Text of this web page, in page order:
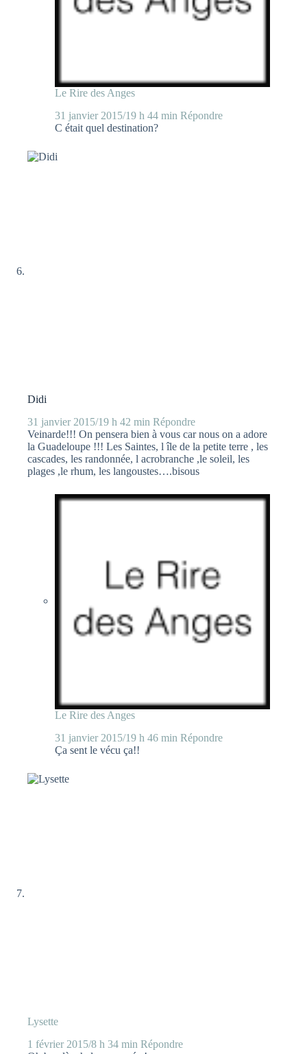
Le Rire des Anges
31 janvier 2015/19 h 44 min Répondre
C était quel destination?
Didi
31 janvier 2015/19 h 42 min Répondre
Veinarde!!! On pensera bien à vous car nous on a adore
la Guadeloupe !!! Les Saintes, l île de la petite terre , les
cascades, les randonnée, l acrobranche ,le soleil, les
plages ,le rhum, les langoustes….bisous
Le Rire des Anges
31 janvier 2015/19 h 46 min Répondre
Ça sent le vécu ça!!
Lysette
1 février 2015/8 h 34 min Répondre